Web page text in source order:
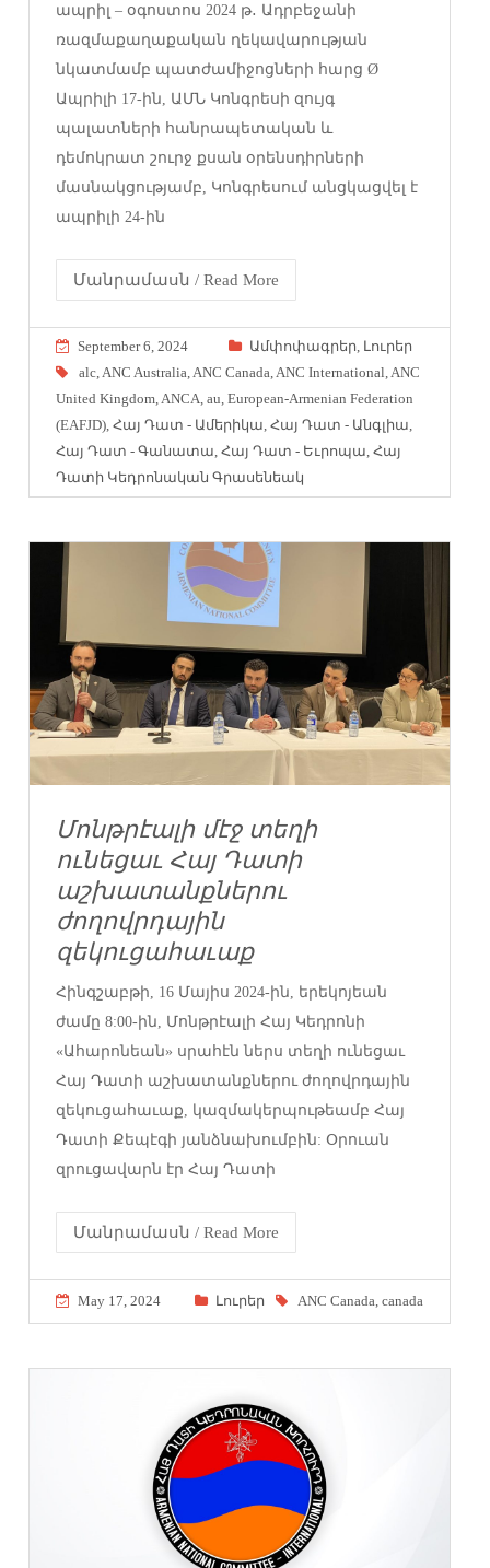
ապրիլ – օգոստոս 2024 թ․ Ադրբեջանի
ռազմաքաղաքական ղեկավարության
նկատմամբ պատժամիջոցների հարց Ø
Ապրիլի 17-ին, ԱՄՆ Կոնգրեսի զույգ
պալատների հանրապետական և
դեմոկրատ շուրջ քսան օրենսդիրների
մասնակցությամբ, Կոնգրեսում անցկացվել է
ապրիլի 24-ին
Մանրամասն / Read More
September 6, 2024 Ամփոփագրեր, Լուրեր
alc ANC Australia ANC Canada ANC International ANC
United Kingdom ANCA ,au ,European-Armenian Federation
(EAFJD) ,Հայ Դատ - Ամերիկա ,Հայ Դատ - Անգլիա
Հայ Դատ - Գանատա ,Հայ Դատ - Եւրոպա ,Հայ
Դատի Կեդրոնական Գրասենեակ
Մոնթրէալի մէջ տեղի
ունեցաւ Հայ Դատի
աշխատանքներու
ժողովրդային
զեկուցահաւաք
Հինգշաբթի, 16 Մայիս 2024-ին, երեկոյեան
ժամը 8:00-ին, Մոնթրէալի Հայ Կեդրոնի
«Ահարոնեան» սրահէն ներս տեղի ունեցաւ
Հայ Դատի աշխատանքներու ժողովրդային
զեկուցահաւաք, կազմակերպութեամբ Հայ
Դատի Քեպէգի յանձնախումբին: Օրուան
զրուցավարն էր Հայ Դատի
Մանրամասն / Read More
May 17, 2024 Լուրեր ANC Canada, canada